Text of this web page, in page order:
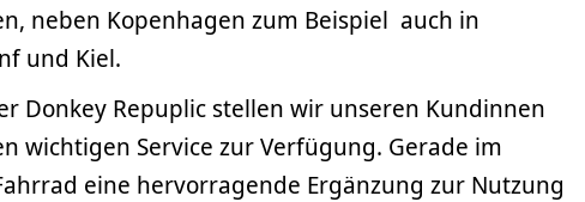
neben Kopenhagen zum Beispiel auch in
und Kiel.
Donkey Repuplic stellen wir unseren Kundinnen
wichtigen Service zur Verfügung. Gerade im
eine hervorragende Ergänzung zur Nutzung